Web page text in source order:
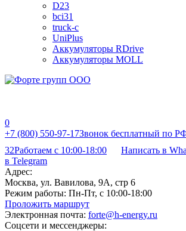
D23
bci31
truck-c
UniPlus
Аккумуляторы RDrive
Аккумуляторы MOLL
0
+7 (800) 550-97-17Звонок бесплатный по
32Работаем с 10:00-18:00 Написать в
в Telegram
Адрес:
Москва, ул. Вавилова, 9А, стр 6
Режим работы: Пн-Пт, с 10:00-18:00
Проложить маршрут
Электронная почта: forte@h-energy.ru
Соцсети и мессенджеры: